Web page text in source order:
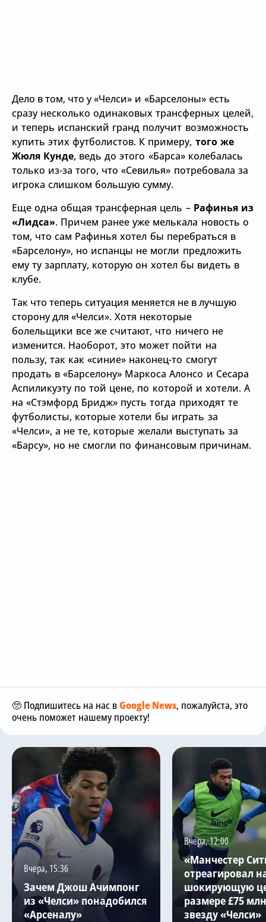
Дело в том, что у«Челси» и«Барселоны» есть
сразу несколько одинаковых трансферных целей,
и теперь испанский гранд получит возможность
купить этих футболистов. К примеру, того же
Жюля Кунде, ведь до этого «Барса» колебалась
только из-за того, что«Севилья» потребовала за
игрока слишком большую сумму.
Еще одна общая трансферная цель – Рафинья из
«Лидса». Причем ранее уже мелькала новость о
том, что сам Рафинья хотел бы перебраться в
«Барселону», но испанцы не могли предложить
ему ту зарплату, которую он хотел бы видеть в
клубе.
Так что теперь ситуация меняется не в лучшую
сторону для «Челси». Хотя некоторые
болельщики все же считают, что ничего не
изменится. Наоборот, это может пойти на
пользу, так как«синие» наконец-то смогут
продать в«Барселону» Маркоса Алонсо и Сесара
Аспиликуэту по той цене, по которой и хотели. А
на«Стэмфорд Бридж» пусть тогда приходят те
футболисты, которые хотели бы играть за
«Челси», а не те, которые желали выступать за
«Барсу», но не смогли по финансовым причинам.
🥺 Подпишитесь на нас вGoogle News, пожалуйста, это
очень поможет нашему проекту!
Вчера, 15:36
Зачем Джош Ачимпонг
из «Челси» понадобился
«Арсеналу»
Вчера, 12:00
«Манчестер
отреагировал
шокирующую
размере £75
звезду «Челси»